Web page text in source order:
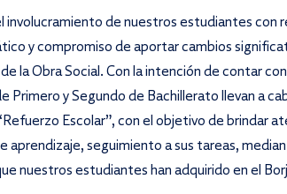
involucramiento de nuestros estudiantes con
y compromiso de aportar cambios
la Obra Social. Con la intención de contar
Primero y Segundo de Bachillerato llevan a
Escolar”, con el objetivo de brindar
aprendizaje, seguimiento a sus tareas,
nuestros estudiantes han adquirido en el